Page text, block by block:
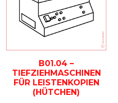
B01.04 –
TIEFZIEHMASCHINEN
FÜR LEISTENKOPIEN
(HÜTCHEN)